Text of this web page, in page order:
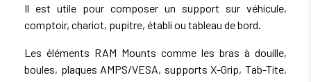
Il est utile pour composer un support sur véhicule,
comptoir, chariot, pupitre, établi ou tableau de bord.
Les éléments RAM Mounts comme les bras à douille,
boules, plaques AMPS/VESA, supports X-Grip, Tab-Tite,